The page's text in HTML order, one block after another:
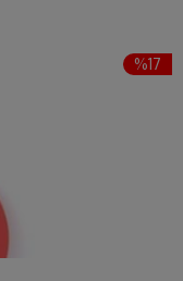
%17